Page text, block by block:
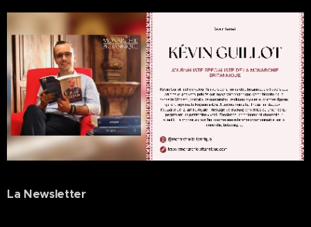
La Newsletter